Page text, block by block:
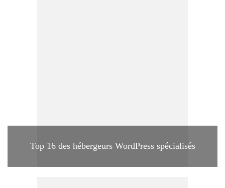
Top 16 des hébergeurs WordPress spécialisés